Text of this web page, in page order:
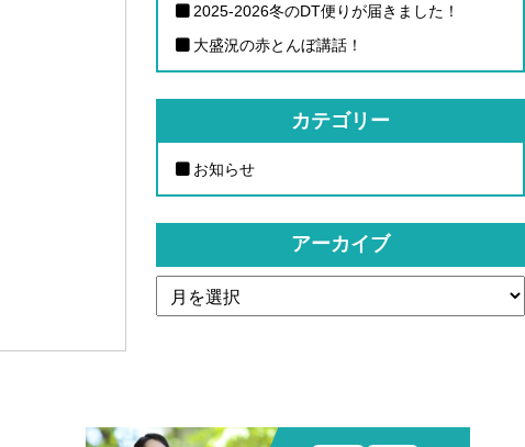
2025-2026冬のDT便りが届きました！
大盛況の赤とんぼ講話！
カテゴリー
お知らせ
アーカイブ